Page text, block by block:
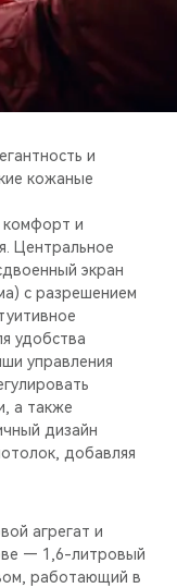
и
кожаные
комфорт и
Центральное
экран
с разрешением
удобства
управления
а также
дизайн
добавляя
агрегат и
— 1,6-литровый
работающий в